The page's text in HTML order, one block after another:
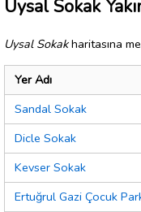
Uysal Sokak
Uysal Sokakharitasına
Yer Adı
Sandal Sokak
Dicle Sokak
Kevser Sokak
Ertuğrul Gazi Çocuk